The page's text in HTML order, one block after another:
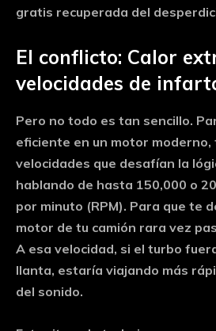
gratis recuperada del
El conflicto: Calor
velocidades de
Pero no todo es tan sencillo.
eficiente en un motor
velocidades que desafían la
hablando de hasta 150,000 o
por minuto (RPM). Para que te
motor de tu camión rara vez
A esa velocidad, si el turbo
llanta, estaría viajando más
del sonido.